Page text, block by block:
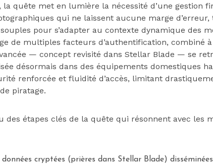
quête met en lumière la nécessité d’une gestion
qui ne laissent aucune marge
pour s’adapter au contexte dynamique des
de multiples facteurs d’authentification, combiné
— concept revisité dans Stellar Blade — se
désormais dans des équipements domestiques
renforcée et fluidité d’accès, limitant
piratage.
des étapes clés de la quête qui résonnent avec les
données cryptées (prières dans Stellar Blade)